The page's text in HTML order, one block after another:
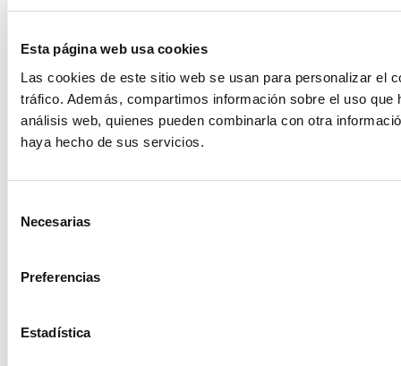
Esta página web usa cookies
Las cookies de este sitio web se usan para personalizar el
tráfico. Además, compartimos información sobre el uso
análisis web, quienes pueden combinarla con otra
haya hecho de sus servicios.
Necesarias
Preferencias
Estadística